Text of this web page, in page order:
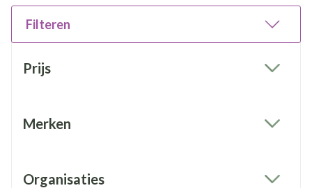
Filteren
Prijs
Merken
Organisaties